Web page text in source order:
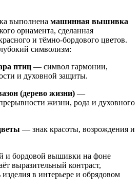
выполнена машинная вышивка
орнамента, сделанная
и тёмно-бордового цветов.
символизм:
птиц — символ гармонии,
и духовной защиты.
(дерево жизни) —
жизни, рода и духовного
— знак красоты, возрождения и
и бордовой вышивки на фоне
выразительный контраст,
в интерьере и обрядовом